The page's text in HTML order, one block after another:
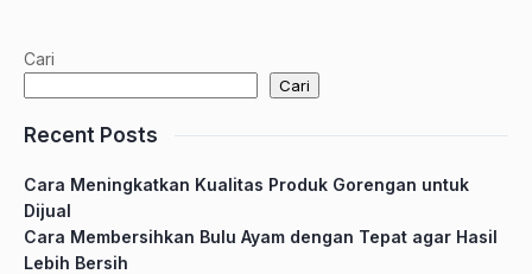
Cari
Cari
Recent Posts
Cara Meningkatkan Kualitas Produk Gorengan untuk
Dijual
Cara Membersihkan Bulu Ayam dengan Tepat agar Hasil
Lebih Bersih